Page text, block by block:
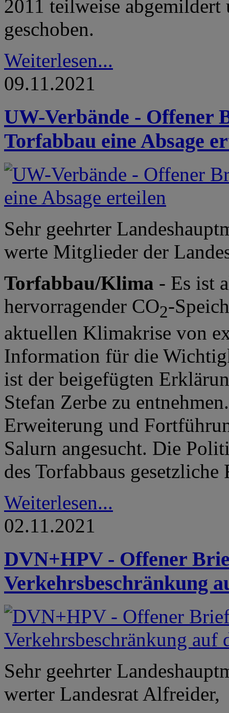
2011 teilweise abgemildert
geschoben.
Weiterlesen...
09.11.2021
UW-Verbände - Offener
Torfabbau eine Absage
Sehr geehrter
werte Mitglieder der
Torfabbau/Klima - Es ist
hervorragender CO2-
aktuellen Klimakrise von
Information für die
ist der beigefügten
Stefan Zerbe zu
Erweiterung und
Salurn angesucht. Die
des Torfabbaus
Weiterlesen...
02.11.2021
DVN+HPV - Offener
Verkehrsbeschränkung
Sehr geehrter
werter Landesrat Alfreider,